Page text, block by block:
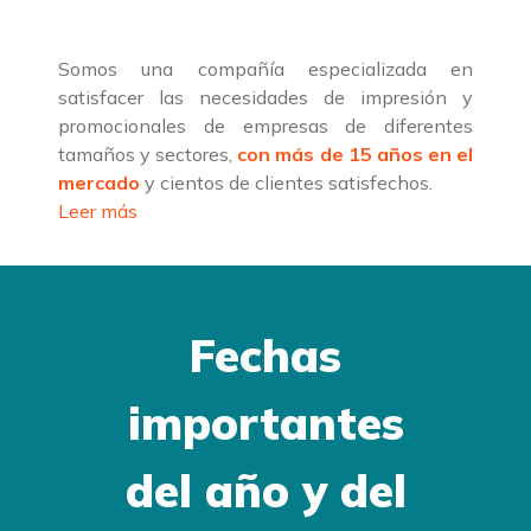
Somos una compañía especializada en
satisfacer las necesidades de impresión y
promocionales de empresas de diferentes
tamaños y sectores, con más de 15 años en el
mercado y cientos de clientes satisfechos.
Leer más
Fechas
importantes
del año y del